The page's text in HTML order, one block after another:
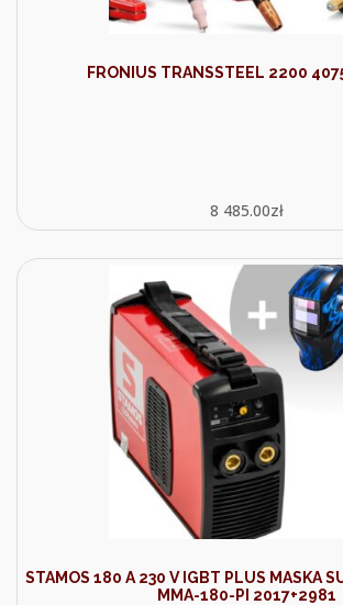
FRONIUS TRANSSTEEL 2200
8 485.00zł
STAMOS 180 A 230 V IGBT PLUS MASKA
MMA-180-PI 2017+2981